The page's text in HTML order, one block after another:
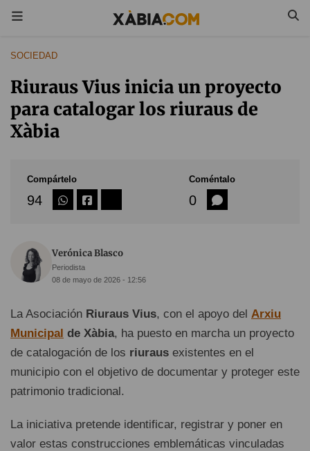
SOCIEDAD
Riuraus Vius inicia un proyecto
para catalogar los riuraus de
Xàbia
Compártelo
94
Coméntalo
0
Verónica Blasco
Periodista
08 de mayo de 2026 - 12:56
La Asociación Riuraus Vius, con el apoyo del Arxiu
Municipal de Xàbia, ha puesto en marcha un proyecto
de catalogación de los riuraus existentes en el
municipio con el objetivo de documentar y proteger este
patrimonio tradicional.
La iniciativa pretende identificar, registrar y poner en
valor estas construcciones emblemáticas vinculadas